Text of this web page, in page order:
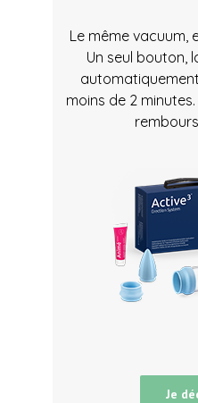
Le même vacuum,
Un seul bouton,
moins de 2
Je